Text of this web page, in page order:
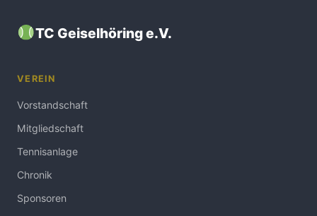
TC Geiselhöring e.V.
VEREIN
Vorstandschaft
Mitgliedschaft
Tennisanlage
Chronik
Sponsoren